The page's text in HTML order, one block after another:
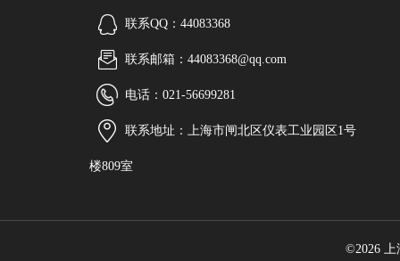
联系QQ：44083368
联系邮箱：44083368@qq.com
电话：021-56699281
联系地址：上海市闸北区仪表工业园区1号
楼809室
©2026